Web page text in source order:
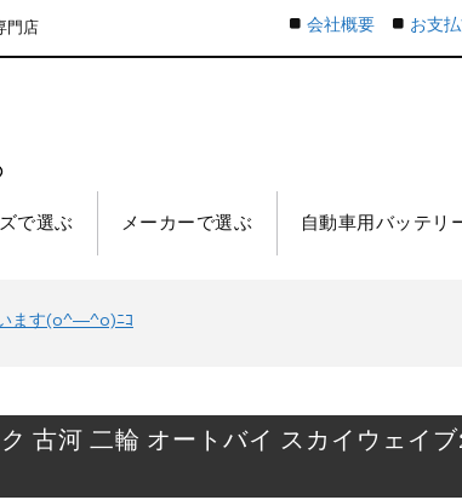
門店
で選ぶ メーカーで選ぶ 自動車用バッテリ
会社概要 お支
ます(o^―^o)ﾆｺ
古河 二輪 オートバイ スカイウェイ